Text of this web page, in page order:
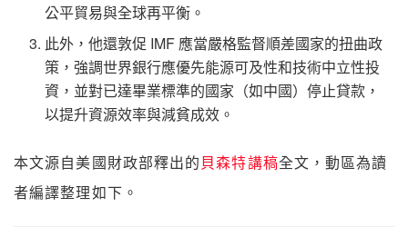
公平貿易與全球再平衡。
此外，他還敦促 IMF 應當嚴格監督順差國家的扭曲政
策，強調世界銀行應優先能源可及性和技術中立性投
資，並對已達畢業標準的國家（如中國）停止貸款，
以提升資源效率與減貧成效。
本文源自美國財政部釋出的 貝森特講稿全文，動區為讀
者編譯整理如下。